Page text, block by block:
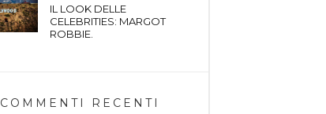
IL LOOK DELLE
CELEBRITIES: MARGOT
ROBBIE.
COMMENTI RECENTI